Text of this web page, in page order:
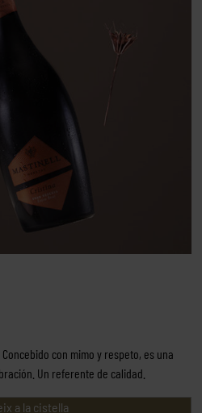
con mimo y respeto, es una
Un referente de calidad.
a la cistella